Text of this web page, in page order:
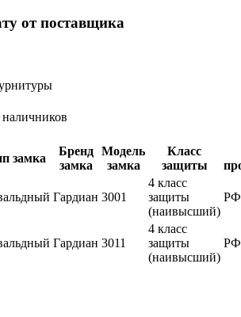
от поставщика
замка
Бренд
замка
Модель
замка
Класс
защиты
Гардиан 3001
4 класс
защиты
(наивысший)
РФ
Гардиан 3011
4 класс
защиты
(наивысший)
РФ